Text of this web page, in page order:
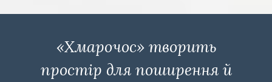
«Хмарочос» творить
простір для поширення й